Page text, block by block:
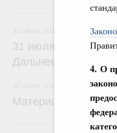
4. О
31 июля Михаил
Дальневосточный
Материалы к